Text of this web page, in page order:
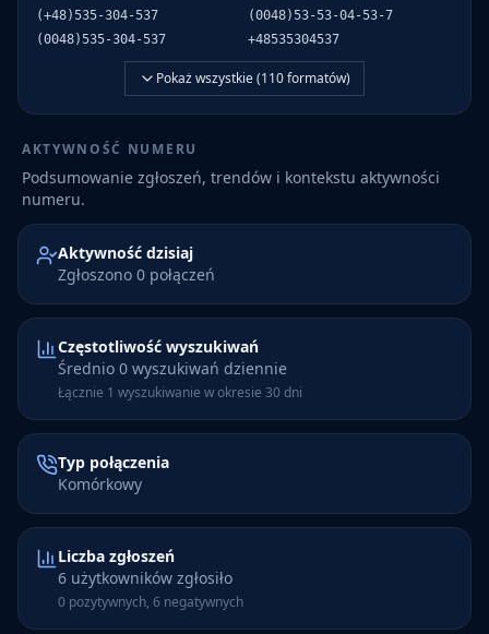
(+48)535-304-537
(0048)53-53-04-53-7
(0048)535-304-537
+48535304537
Pokaż wszystkie (110formatów)
AKTYWNOŚĆ NUMERU
Podsumowanie zgłoszeń, trendów i kontekstu aktywności
numeru.
Aktywność dzisiaj
Zgłoszono 0 połączeń
Częstotliwość wyszukiwań
Średnio 0 wyszukiwań dziennie
Łącznie 1 wyszukiwanie w okresie 30 dni
Typ połączenia
Komórkowy
Liczba zgłoszeń
6 użytkowników zgłosiło
0 pozytywnych, 6 negatywnych